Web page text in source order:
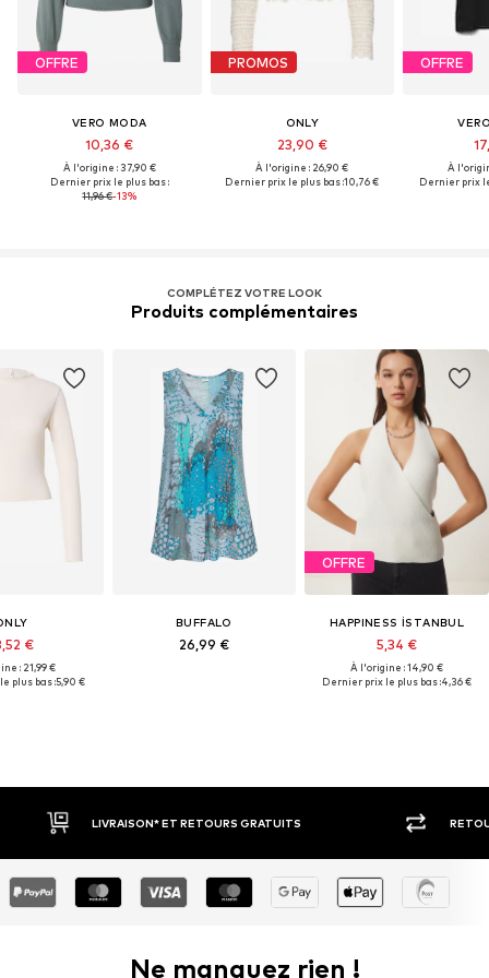
OFFRE
VERO MODA
10,36 €
À l'origine : 37,90 €
Dernier prix le plus bas :
11,96 €-13%
PROMOS
ONLY
23,90 €
À l'origine : 26,90 €
Dernier prix le plus bas :10,76 €
OFFRE
À
Dernier prix
COMPLÉTEZ VOTRE LOOK
Produits complémentaires
€
: 21,99 €
plus bas :5,90 €
BUFFALO
26,99 €
OFFRE
HAPPINESS İSTANBUL
5,34 €
À l'origine : 14,90 €
Dernier prix le plus bas :4,36 €
RETOUR SOUS 30 JOURS LARGE
Ne manquez rien !